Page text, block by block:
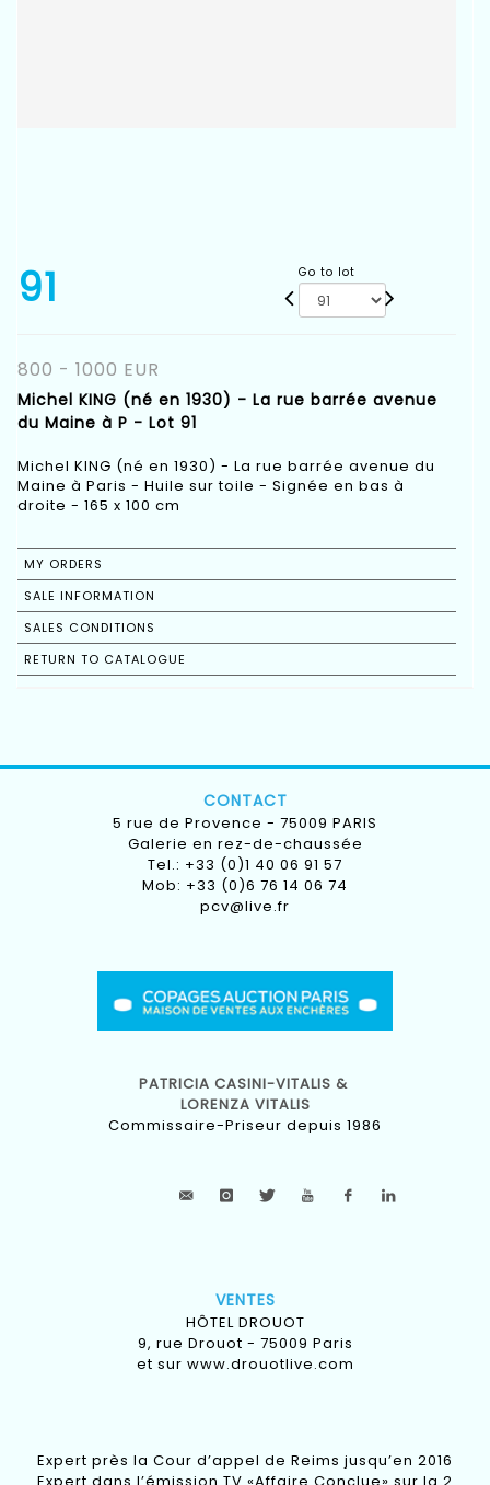
91 Go to lot
800 - 1000 EUR
Michel KING (né en 1930) - La rue barrée avenue
du Maine à P - Lot 91
Michel KING (né en 1930) - La rue barrée avenue du
Maine à Paris - Huile sur toile - Signée en bas à
droite - 165 x 100 cm
MY ORDERS
SALE INFORMATION
SALES CONDITIONS
RETURN TO CATALOGUE
CONTACT
5 rue de Provence - 75009 PARIS
Galerie en rez-de-chaussée
Tel.: +33 (0)1 40 06 91 57
Mob: +33 (0)6 76 14 06 74
pcv@live.fr
PATRICIA CASINI-VITALIS &
LORENZA VITALIS
Commissaire-Priseur depuis 1986
VENTES
HÔTEL DROUOT
9, rue Drouot - 75009 Paris
et sur www.drouotlive.com
Expert près la Cour d’appel de Reims jusqu’en 2016